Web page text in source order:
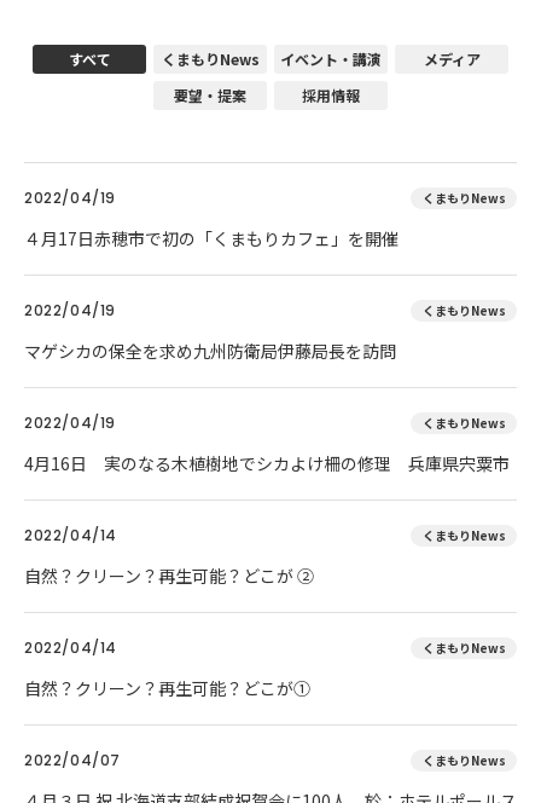
すべて くまもりNews イベント・講演
メディア
要望・提案
採用情報
2022/04/19 くまもりNews
４月17日赤穂市で初の「くまもりカフェ」を開催
2022/04/19 くまもりNews
マゲシカの保全を求め九州防衛局伊藤局長を訪問
2022/04/19 くまもりNews
4月16日 実のなる木植樹地でシカよけ柵の修理 兵庫県宍粟市
2022/04/14 くまもりNews
自然？クリーン？再生可能？どこが ②
2022/04/14 くまもりNews
自然？クリーン？再生可能？どこが①
2022/04/07 くまもりNews